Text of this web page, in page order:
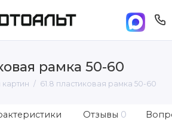
рамка 50-60
61.8 пластиковая рамка 50-60
Отзывы 0